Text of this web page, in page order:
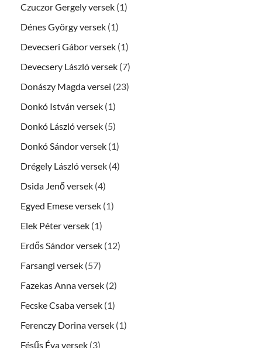
Czuczor Gergely versek (1)
Dénes György versek (1)
Devecseri Gábor versek (1)
Devecsery László versek (7)
Donászy Magda versei (23)
Donkó István versek (1)
Donkó László versek (5)
Donkó Sándor versek (1)
Drégely László versek (4)
Dsida Jenő versek (4)
Egyed Emese versek (1)
Elek Péter versek (1)
Erdős Sándor versek (12)
Farsangi versek (57)
Fazekas Anna versek (2)
Fecske Csaba versek (1)
Ferenczy Dorina versek (1)
Fésűs Éva versek (3)